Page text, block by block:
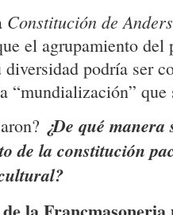
Constitución de
el agrupamiento del
diversidad podría ser
“mundialización” que
¿De qué manera
de la constitución